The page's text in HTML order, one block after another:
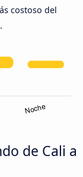
costoso del
de Cali a